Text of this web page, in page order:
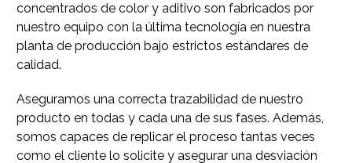
concentrados de color y aditivo son fabricados por
nuestro equipo con la última tecnología en nuestra
planta de producción bajo estrictos estándares de
calidad.
Aseguramos una correcta trazabilidad de nuestro
producto en todas y cada una de sus fases. Además,
somos capaces de replicar el proceso tantas veces
como el cliente lo solicite y asegurar una desviación